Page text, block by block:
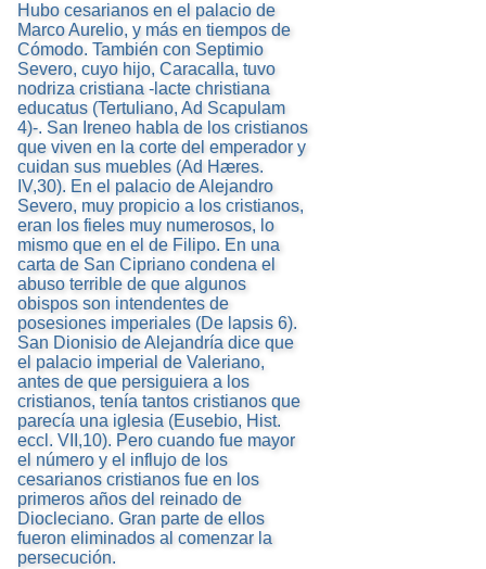
Hubo cesarianos en el palacio de
Marco Aurelio, y más en tiempos de
Cómodo. También con Septimio
Severo, cuyo hijo, Caracalla, tuvo
nodriza cristiana -lacte christiana
educatus (Tertuliano, Ad Scapulam
4)-. San Ireneo habla de los cristianos
que viven en la corte del emperador y
cuidan sus muebles (Ad Hæres.
IV,30). En el palacio de Alejandro
Severo, muy propicio a los cristianos,
eran los fieles muy numerosos, lo
mismo que en el de Filipo. En una
carta de San Cipriano condena el
abuso terrible de que algunos
obispos son intendentes de
posesiones imperiales (De lapsis 6).
San Dionisio de Alejandría dice que
el palacio imperial de Valeriano,
antes de que persiguiera a los
cristianos, tenía tantos cristianos que
parecía una iglesia (Eusebio, Hist.
eccl. VII,10). Pero cuando fue mayor
el número y el influjo de los
cesarianos cristianos fue en los
primeros años del reinado de
Diocleciano. Gran parte de ellos
fueron eliminados al comenzar la
persecución.